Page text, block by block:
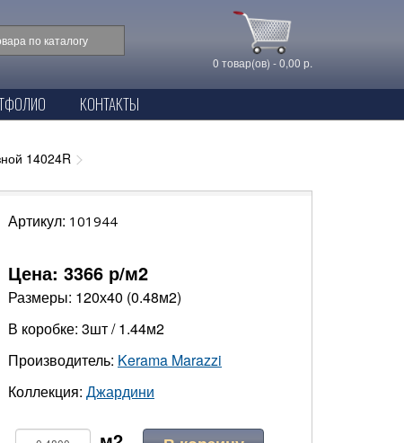
0 товар(ов) - 0,00 р.
КОНТАКТЫ
14024R
Артикул: 101944
Цена: 3366 р/м2
Размеры: 120х40 (0.48м2)
В коробке: 3шт / 1.44м2
Производитель: Kerama Marazzi
Коллекция: Джардини